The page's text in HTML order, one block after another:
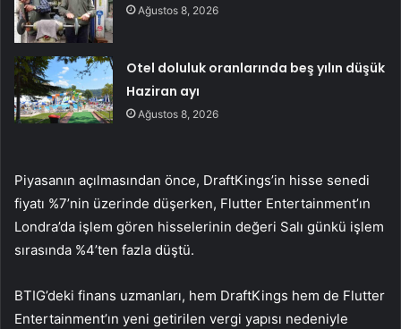
Ağustos 8, 2026
Otel doluluk oranlarında beş yılın düşük
Haziran ayı
Ağustos 8, 2026
Piyasanın açılmasından önce, DraftKings’in hisse senedi
fiyatı %7’nin üzerinde düşerken, Flutter Entertainment’ın
Londra’da işlem gören hisselerinin değeri Salı günkü işlem
sırasında %4’ten fazla düştü.
BTIG’deki finans uzmanları, hem DraftKings hem de Flutter
Entertainment’ın yeni getirilen vergi yapısı nedeniyle